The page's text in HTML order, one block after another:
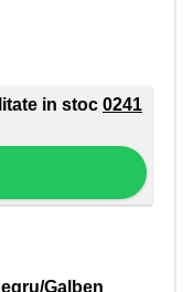
in stoc 0241
Galben